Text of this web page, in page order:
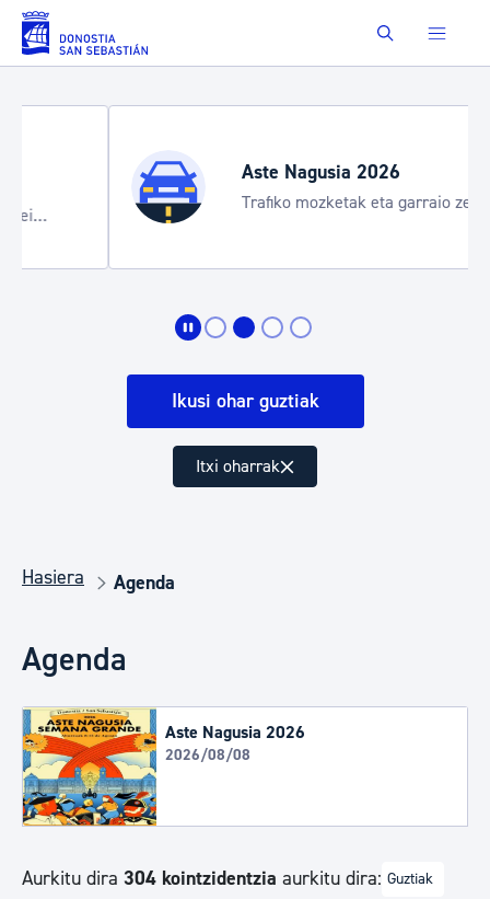
Eduki nagusira joan Buscar
Aste Nagusia 2026
Trafiko mozketak eta garraio zerbitzu
bereziak
Ikusi ohar guztiak
Itxi oharrak
Hasiera Agenda
Agenda
Aste Nagusia 2026
2026/08/08
Aurkitu dira 304 kointzidentzia aurkitu dira: Guztiak